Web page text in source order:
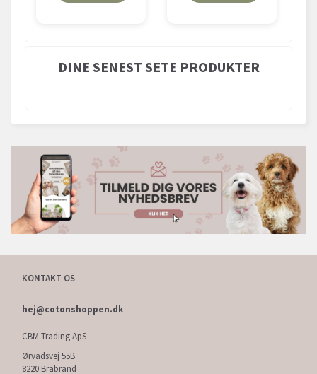
DINE SENEST SETE PRODUKTER
KONTAKT OS
hej@cotonshoppen.dk
CBM Trading ApS
Ørvadsvej 55B
8220 Brabrand